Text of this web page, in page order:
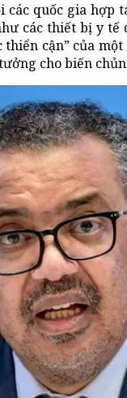
quốc gia hợp
các thiết bị y
cận” của
cho biến